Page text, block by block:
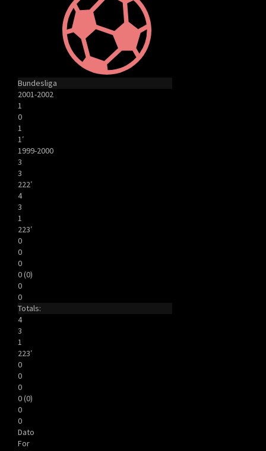
Bundesliga
2001-2002
1
0
1
1′
1999-2000
3
3
222′
4
3
1
223′
0
0
0
0 (0)
0
0
Totals:
4
3
1
223′
0
0
0
0 (0)
0
0
Dato
For